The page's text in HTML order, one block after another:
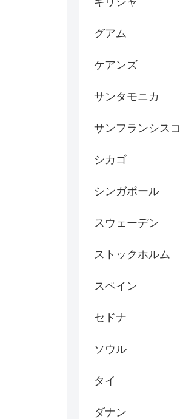
グアム
ケアンズ
サンタモニカ
サンフランシスコ
シカゴ
シンガポール
スウェーデン
ストックホルム
スペイン
セドナ
ソウル
タイ
ダナン